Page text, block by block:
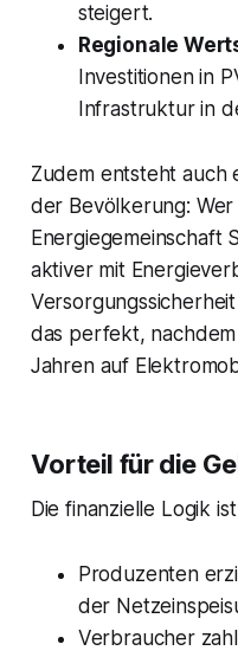
steigert.
Regionale
Investitionen in
Infrastruktur in
Zudem entsteht auch
der Bevölkerung: Wer
Energiegemeinschaft
aktiver mit
das perfekt, nachdem
Jahren auf
Vorteil für die
Die finanzielle Logik
Produzenten
der
Verbraucher